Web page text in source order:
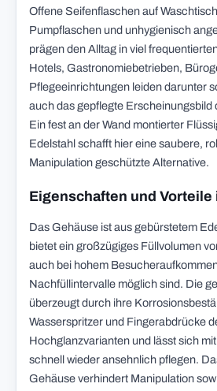
Offene Seifenflaschen auf
Pumpflaschen und unhygienisch
prägen den Alltag in viel
Hotels, Gastronomiebetrieben,
Pflegeeinrichtungen leiden darunter
auch das gepflegte Erscheinungsbild
Ein fest an der Wand montierter
Edelstahl schafft hier eine saubere,
Manipulation geschützte Alternative.
Eigenschaften und Vorteile
Das Gehäuse ist aus gebürstetem
bietet ein großzügiges Füllvolumen
auch bei hohem
Nachfüllintervalle möglich sind. Die
überzeugt durch ihre
Wasserspritzer und Fingerabdrücke
Hochglanzvarianten und lässt sich
schnell wieder ansehnlich pflegen.
Gehäuse verhindert Manipulation